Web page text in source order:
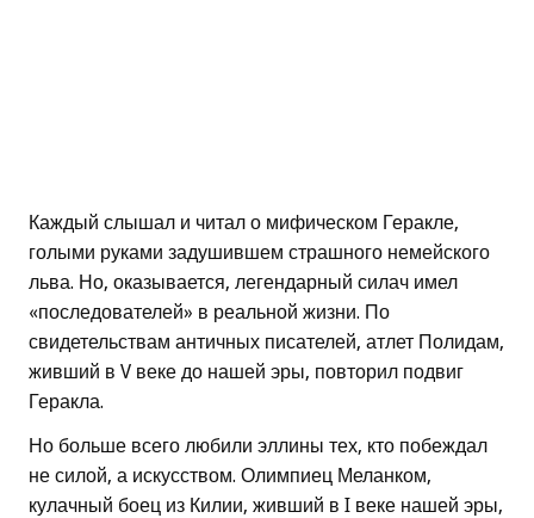
Каждый слышал и читал о мифическом Геракле,
голыми руками задушившем страшного немейского
льва. Но, оказывается, легендарный силач имел
«последователей» в реальной жизни. По
свидетельствам античных писателей, атлет Полидам,
живший в V веке до нашей эры, повторил подвиг
Геракла.
Но больше всего любили эллины тех, кто побеждал
не силой, а искусством. Олимпиец Меланком,
кулачный боец из Килии, живший в I веке нашей эры,